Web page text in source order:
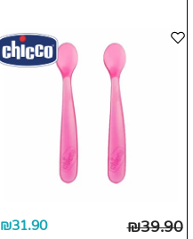
₪39.90
₪31.90